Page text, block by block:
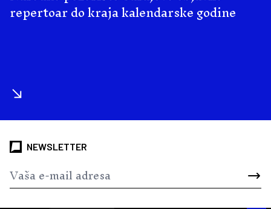
repertoar do kraja kalendarske godine
NEWSLETTER